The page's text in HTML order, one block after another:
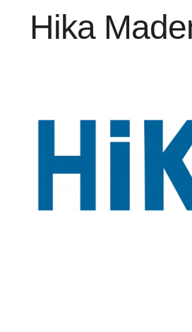
Hika